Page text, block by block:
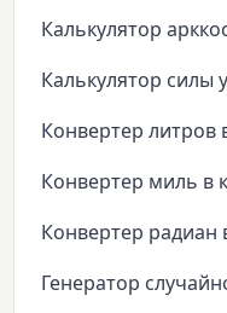
Калькулятор
Калькулятор силы
Конвертер литров
Конвертер миль в
Конвертер радиан
Генератор